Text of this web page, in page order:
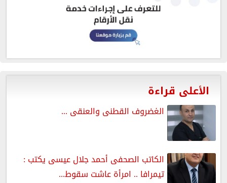
الأعلى قراءة
الغضروف القطنى والعنقى ...
الكاتب الصحفى أحمد جلال عيسى يكتب :
تيمرافا .. امرأة عاشت سقوط...